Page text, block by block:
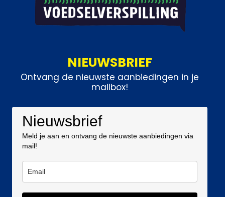
NIEUWSBRIEF
Ontvang de nieuwste aanbiedingen in je
mailbox!
Nieuwsbrief
Meld je aan en ontvang de nieuwste aanbiedingen via
mail!